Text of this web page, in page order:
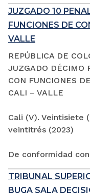
JUZGADO 10
FUNCIONES DE
VALLE
REPÚBLICA DE
JUZGADO DÉCIMO
CON FUNCIONES
CALI – VALLE
Cali (V). Veintisiete
veintitrés (2023)
De conformidad
TRIBUNAL
BUGA SALA